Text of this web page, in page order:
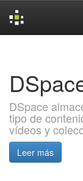
DSpace
tipo de
vídeos y
Leer más